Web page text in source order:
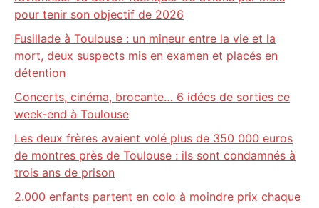
pour tenir son objectif de 2026
Fusillade à Toulouse : un mineur entre la vie et la
mort, deux suspects mis en examen et placés en
détention
Concerts, cinéma, brocante… 6 idées de sorties ce
week-end à Toulouse
Les deux frères avaient volé plus de 350 000 euros
de montres près de Toulouse : ils sont condamnés à
trois ans de prison
2.000 enfants partent en colo à moindre prix chaque